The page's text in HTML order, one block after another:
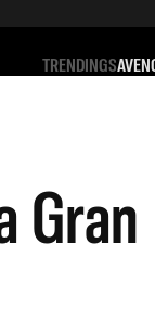
TRENDINGS